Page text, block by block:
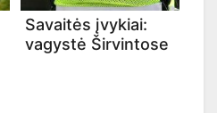
Savaitės įvykiai:
vagystė Širvintose